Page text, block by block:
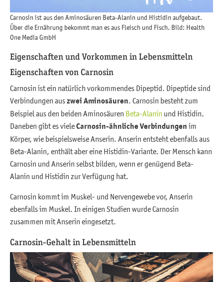
Carnosin ist aus den Aminosäuren Beta-Alanin und Histidin aufgebaut.
Über die Ernährung bekommt man es aus Fleisch und Fisch. Bild: Health
One Media GmbH
Eigenschaften und Vorkommen in Lebensmitteln
Eigenschaften von Carnosin
Carnosin ist ein natürlich vorkommendes Dipeptid. Dipeptide sind
Verbindungen auszwei Aminosäuren. Carnosin besteht zum
Beispiel aus den beiden Aminosäuren Beta-Alanin und Histidin.
Daneben gibt es vieleCarnosin-ähnliche Verbindungen im
Körper, wie beispielsweise Anserin. Anserin entsteht ebenfalls aus
Beta-Alanin, enthält aber eine Histidin-Variante. Der Mensch kann
Carnosin und Anserin selbst bilden, wenn er genügend Beta-
Alanin und Histidin zur Verfügung hat.
Carnosin kommt im Muskel- und Nervengewebe vor, Anserin
ebenfalls im Muskel. In einigen Studien wurde Carnosin
zusammen mit Anserin eingesetzt.
Carnosin-Gehalt in Lebensmitteln